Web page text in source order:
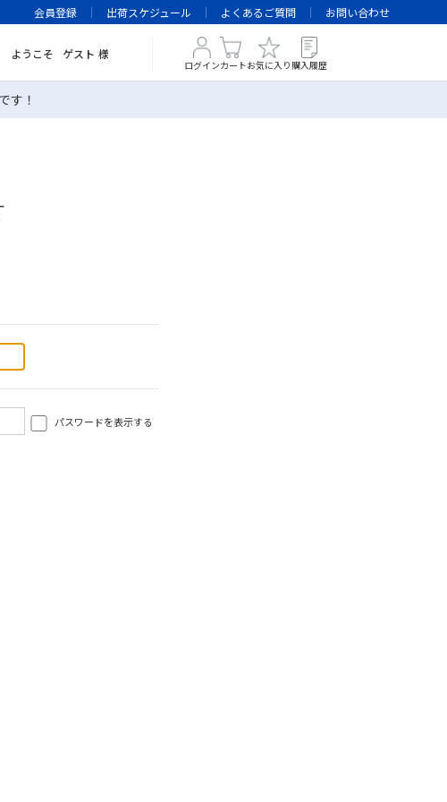
会員登録 出荷スケジュール よくあるご質問 お問い合わせ
ようこそ ゲスト 様
ログインカートお気に入り 購入履歴
す！
パスワードを表示する